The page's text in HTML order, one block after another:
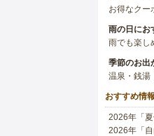
お得なクー
雨の日にお
雨でも楽し
季節のお出
温泉・銭湯
おすすめ情報
2026年「
2026年「